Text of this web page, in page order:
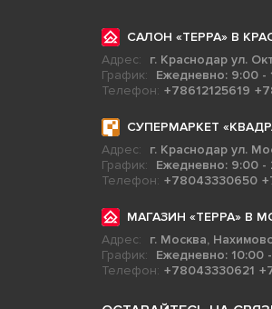
САЛОН «ТЕРРА» В
Адрес:
г. Краснодар ул.
График:
Ежедневно: 9:00 -
Телефон: +78612125619
СУПЕРМАРКЕТ
Адрес:
г. Краснодар ул.
График:
Ежедневно: 9:00 -
Телефон: +78043330650
МАГАЗИН «ТЕРРА» В
Адрес:
г. Москва,
График:
Ежедневно: 10:00
Телефон: +78043330621